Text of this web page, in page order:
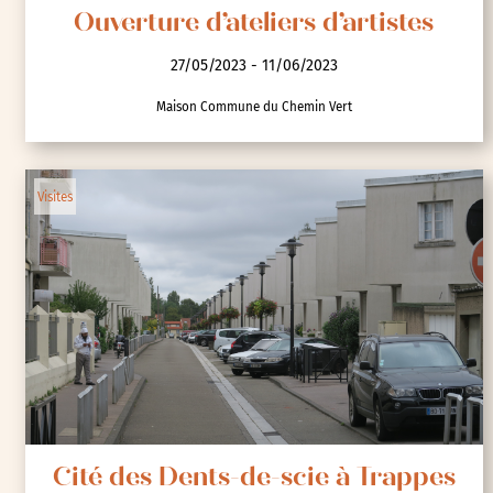
Ouverture d’ateliers d’artistes
27/05/2023 - 11/06/2023
Maison Commune du Chemin Vert
Visites
Cité des Dents-de-scie à Trappes